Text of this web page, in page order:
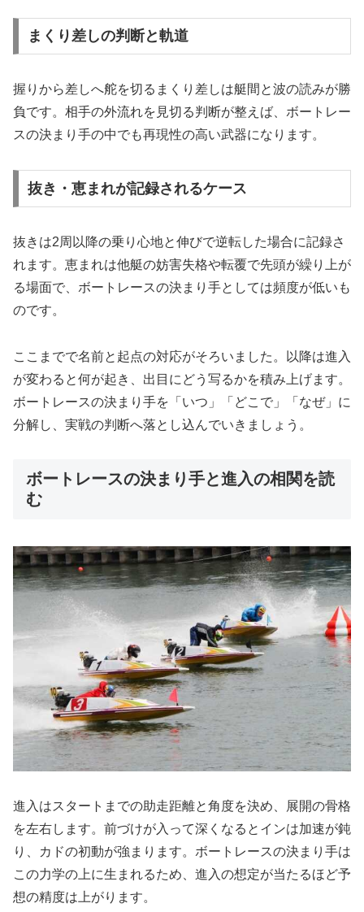
まくり差しの判断と軌道
握りから差しへ舵を切るまくり差しは艇間と波の読みが勝
負です。相手の外流れを見切る判断が整えば、ボートレー
スの決まり手の中でも再現性の高い武器になります。
抜き・恵まれが記録されるケース
抜きは2周以降の乗り心地と伸びで逆転した場合に記録さ
れます。恵まれは他艇の妨害失格や転覆で先頭が繰り上が
る場面で、ボートレースの決まり手としては頻度が低いも
のです。
ここまでで名前と起点の対応がそろいました。以降は進入
が変わると何が起き、出目にどう写るかを積み上げます。
ボートレースの決まり手を「いつ」「どこで」「なぜ」に
分解し、実戦の判断へ落とし込んでいきましょう。
ボートレースの決まり手と進入の相関を読
む
進入はスタートまでの助走距離と角度を決め、展開の骨格
を左右します。前づけが入って深くなるとインは加速が鈍
り、カドの初動が強まります。ボートレースの決まり手は
この力学の上に生まれるため、進入の想定が当たるほど予
想の精度は上がります。